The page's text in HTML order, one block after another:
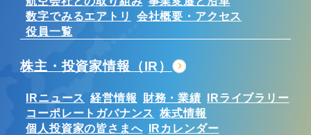
数字でみるエアトリ
会社概要・アクセス
役員一覧
株主・投資家情報（IR）
IRニュース 経営情報 財務・業績 IRライブラリー
コーポレートガバナンス 株式情報
個人投資家の皆さまへ IRカレンダー